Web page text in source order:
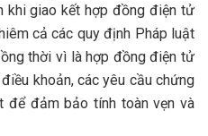
khi giao kết hợp đồng điện tử
cả các quy định Pháp luật
thời vì là hợp đồng điện tử
khoản, các yêu cầu chứng
đảm bảo tính toàn vẹn và